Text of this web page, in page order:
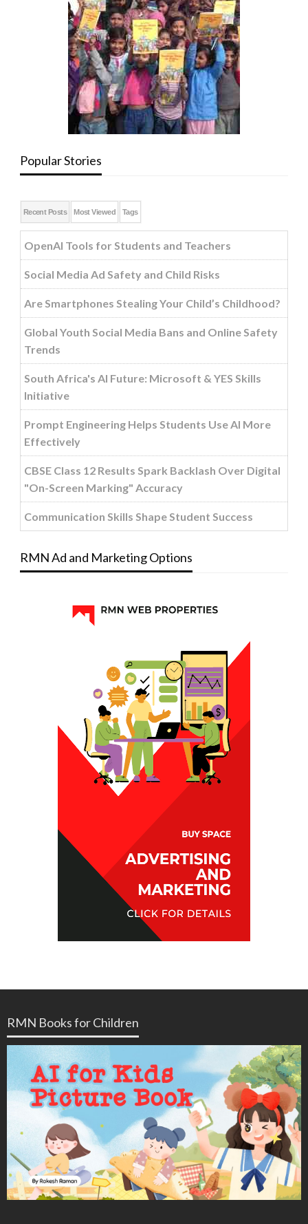
Popular Stories
Recent Posts Most Viewed Tags
OpenAI Tools for Students and Teachers
Social Media Ad Safety and Child Risks
Are Smartphones Stealing Your Child’s Childhood?
Global Youth Social Media Bans and Online Safety
Trends
South Africa's AI Future: Microsoft & YES Skills
Initiative
Prompt Engineering Helps Students Use AI More
Effectively
CBSE Class 12 Results Spark Backlash Over Digital
"On-Screen Marking" Accuracy
Communication Skills Shape Student Success
RMN Ad and Marketing Options
RMN Books for Children